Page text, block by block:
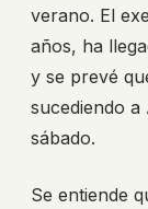
verano. El
años, ha
y se prevé
sucediendo
sábado.
Se entiende